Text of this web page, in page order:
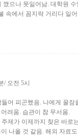
깼으나 못일어남. 대학원
속에서 꼼지락 거리다 일
/ 오전 5시
어 피곤했음. 나에게 꿀잠
려움. 습관이 참 무서움.
제가 이제까지 찾은 바로
나올 것 같음. 해외 자료